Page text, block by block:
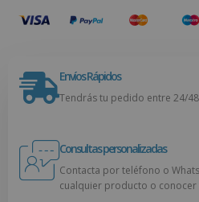
Envíos Rápidos
Tendrás tu pedido entre 24/
Consultas personalizadas
Contacta por teléfono o
cualquier producto o